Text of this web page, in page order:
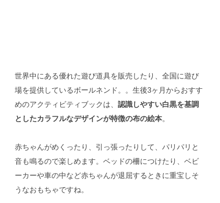
世界中にある優れた遊び道具を販売したり、全国に遊び
場を提供しているボールネンド。。生後3ヶ月からおすす
めのアクティビティブックは、 認識しやすい白黒を基調
としたカラフルなデザインが特徴の布の絵本。
赤ちゃんがめくったり、引っ張ったりして、パリパリと
音も鳴るので楽しめます。ベッドの柵につけたり、ベビ
ーカーや車の中など赤ちゃんが退屈するときに重宝しそ
うなおもちゃですね。